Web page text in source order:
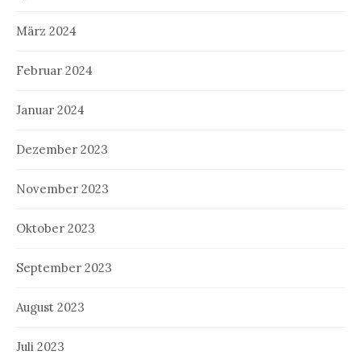
März 2024
Februar 2024
Januar 2024
Dezember 2023
November 2023
Oktober 2023
September 2023
August 2023
Juli 2023